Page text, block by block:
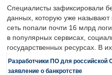
Специалисты зафиксировали
данных, которую уже
сеть попали почти 16 млрд
в популярных сервисах,
государственных ресурсах. В
Разработчики ПО для российской
заявление о банкротстве